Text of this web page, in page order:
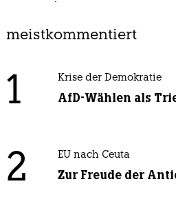
meistkommentiert
1 Krise der Demokratie
AfD-Wählen als
2 EU nach Ceuta
Zur Freude der